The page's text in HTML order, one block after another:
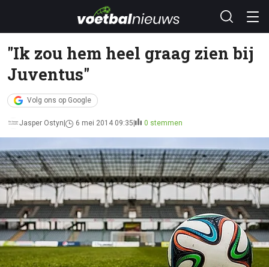
"Ik zou hem heel graag zien bij
Juventus"
Volg ons op Google
Jasper Ostyn 6 mei 2014 09:35 0 stemmen